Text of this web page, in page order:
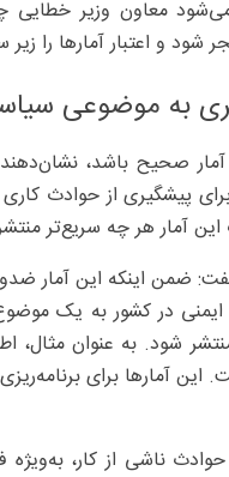
معاون وزیر خطایی
و اعتبار آمارها را زیر
به موضوعی
آمار صحیح باشد،
پیشگیری از حوادث
آمار هر چه سریع‌تر
ضمن اینکه این آمار
در کشور به یک
شود. به عنوان مثال،
آمارها برای
ناشی از کار،